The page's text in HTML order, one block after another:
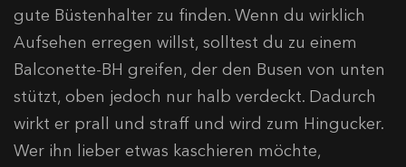
gute Büstenhalter zu finden. Wenn du wirklich
Aufsehen erregen willst, solltest du zu einem
Balconette-BH greifen, der den Busen von unten
stützt, oben jedoch nur halb verdeckt. Dadurch
wirkt er prall und straff und wird zum Hingucker.
Wer ihn lieber etwas kaschieren möchte,